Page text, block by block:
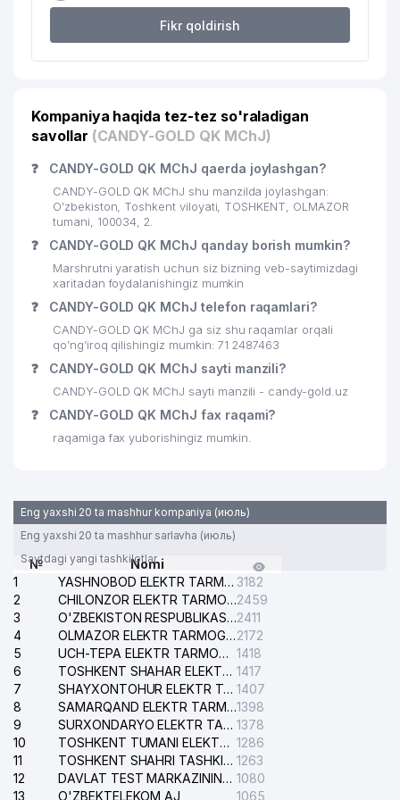
ASIA AVTO CENTRE MChJ
23 ALOQA BO'LIMI № 98 326 м
25 INNOTEK INVEST MChJ
TOSHKENT SHAHAR
DEZINFEKTSIYA STANTSIYASI
27 HUMO PLASTIK MChJ
GOOD FOOD GROUP QK MChJ
29
IMMUNO-C MARKAZI
VAKTSINATSIYA
421 м
30
AVAZOVS BUSINESS XUSUSIY
KORXONASI
31 TOYS SITY MChJ 456 м
32
DAVSANEPIDEMNAZORAT MARKAZI
KORXONASI
34 MAH-DAVR-POLIMER QK MChJ
35 SHIFOBAXSH SABO ShK
O'ZBEKISTON KARLAR
JAMIYATINING TOSHKENT SHAHAR
BO'LIMI
O'ZBEKISTON KARLAR
JAMIYATINING TOSHKENT VILOYAT
BO'LIMI
ZIYAROV A. YAKKA TARTIBDAGI
TADBIRKOR
NAZAR AZAMAT XUSUSIY
Fikr qoldirish
Kompaniya haqida tez-tez so'raladigan
savollar (CANDY-GOLD QK MChJ)
❓ CANDY-GOLD QK MChJ qaerda joylashgan?
CANDY-GOLD QK MChJ shu manzilda joylashgan:
O'zbekiston, Toshkent viloyati, TOSHKENT, OLMAZOR
tumani, 100034, 2.
❓ CANDY-GOLD QK MChJ qanday borish mumkin?
Marshrutni yaratish uchun siz bizning veb-saytimizdagi
xaritadan foydalanishingiz mumkin
❓ CANDY-GOLD QK MChJ telefon raqamlari?
CANDY-GOLD QK MChJ ga siz shu raqamlar orqali
qo’ng’iroq qilishingiz mumkin: 71 2487463
❓ CANDY-GOLD QK MChJ sayti manzili?
CANDY-GOLD QK MChJ sayti manzili - candy-gold.uz
❓ CANDY-GOLD QK MChJ fax raqami?
raqamiga fax yuborishingiz mumkin.
Eng yaxshi 20 ta mashhur kompaniya (июль)
Eng yaxshi 20 ta mashhur sarlavha (июль)
Saytdagi yangi tashkilotlar
№
Nomi
1
YASHNOBOD ELEKTR TARMOG'I NOSOZLIKLARI XIZMATI 3182
2
CHILONZOR ELEKTR TARMOG'I NOSOZLIK XIZMATI2459
3
O'ZBEKISTON RESPUBLIKASI BOSH PROKURATURASI ISHONCH TELEFONI2411
4
OLMAZOR ELEKTR TARMOG'I NOSOZLIKLARI XIZMATI2172
5
UCH-TEPA ELEKTR TARMOG'I NOSOZLIKLARI XIZMATI 1418
6
TOSHKENT SHAHAR ELEKTR TARMOQLARI KORXONASI AJ 1417
7
SHAYXONTOHUR ELEKTR TARMOG'I NOSOZLIKLARINI TUZATISH XIZMATI 1407
8
SAMARQAND ELEKTR TARMOQLARI AJ1398
9
SURXONDARYO ELEKTR TARMOQLARI AJ 1378
10
TOSHKENT TUMANI ELEKTR TARMOG'I AVARIYA XIZMATI 1286
11
TOSHKENT SHAHRI TASHKILOT TELEFONLARI HAQIDA MA'LUMOT BYUROSI 1263
12
DAVLAT TEST MARKAZINING ISHONCH TELEFONLARI 1080
13
O'ZBEKTELEKOM AJ
1065